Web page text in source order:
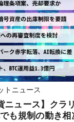
トニュース
ニュース】クラ
も規制の動き相